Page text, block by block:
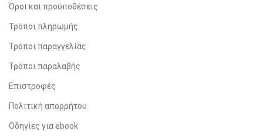
Όροι και προϋποθέσεις
Τρόποι πληρωμής
Τρόποι παραγγελίας
Τρόποι παραλαβής
Επιστροφές
Πολιτική απορρήτου
Οδηγίες για ebook